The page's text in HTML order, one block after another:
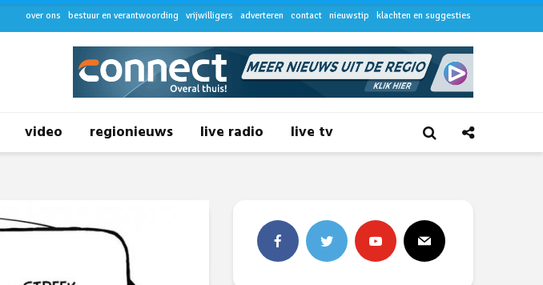
over ons bestuur en verantwoording vrijwilligers adverteren contact nieuwstip klachten en suggesties
video regionieuws live radio live tv